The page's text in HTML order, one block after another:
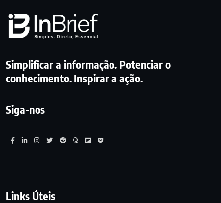
Simplificar a informação. Potenciar o
conhecimento. Inspirar a ação.
Siga-nos
Links Úteis